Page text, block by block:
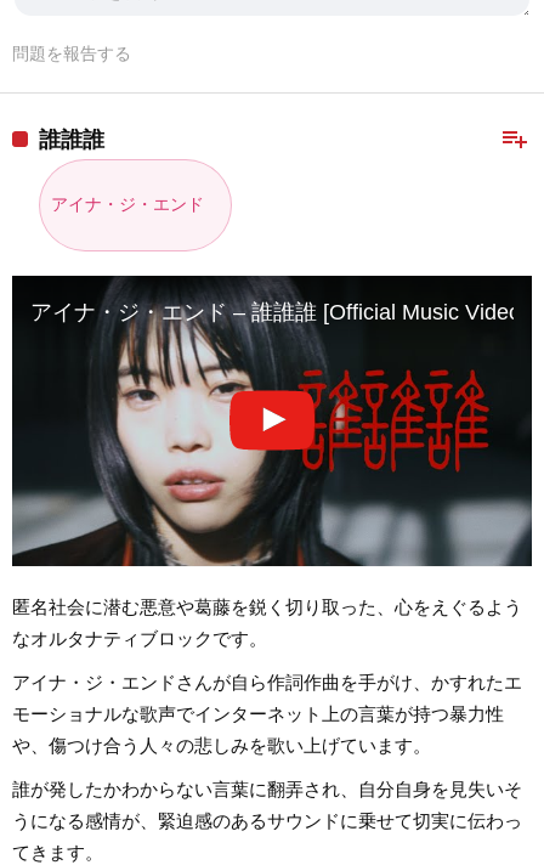
問題を報告する
playlist_add
誰誰誰
アイナ・ジ・エンド
アイナ・ジ・エンド – 誰誰誰 [Official Music Video]
匿名社会に潜む悪意や葛藤を鋭く切り取った、心をえぐるよう
なオルタナティブロックです。
アイナ・ジ・エンドさんが自ら作詞作曲を手がけ、かすれたエ
モーショナルな歌声でインターネット上の言葉が持つ暴力性
や、傷つけ合う人々の悲しみを歌い上げています。
誰が発したかわからない言葉に翻弄され、自分自身を見失いそ
うになる感情が、緊迫感のあるサウンドに乗せて切実に伝わっ
てきます。